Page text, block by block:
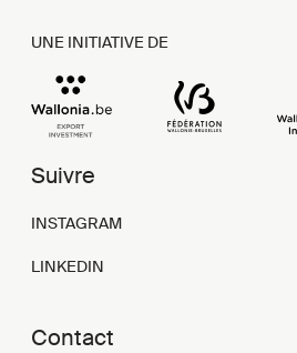
UNE INITIATIVE DE
Suivre
INSTAGRAM
LINKEDIN
Contact